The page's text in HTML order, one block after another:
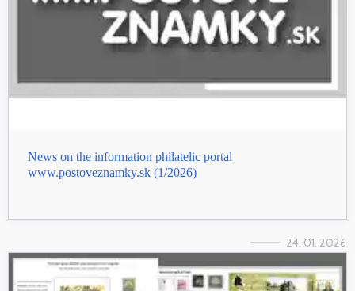
News on the information philatelic portal
www.postoveznamky.sk (1/2026)
24. 01. 2026